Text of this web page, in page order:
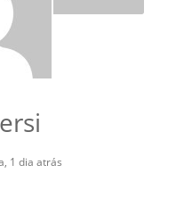
1 dia atrás